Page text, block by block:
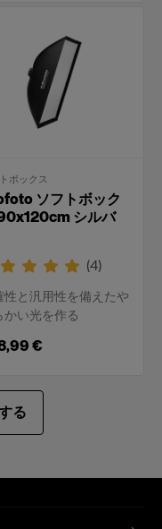
ボックス
ソフトボック
シルバ
(4)
性と汎用性を備えたや
かい光を作る
€
る